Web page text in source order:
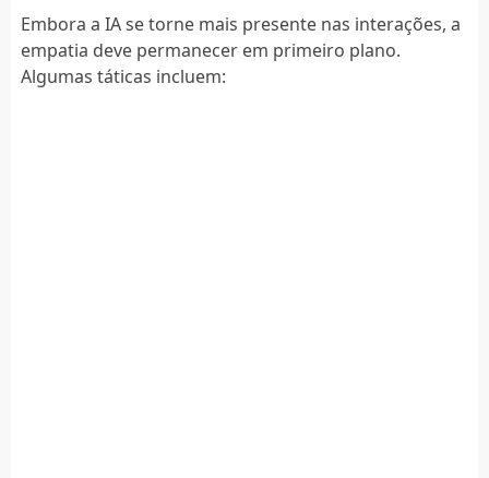
Embora a IA se torne mais presente nas interações, a
empatia deve permanecer em primeiro plano.
Algumas táticas incluem: